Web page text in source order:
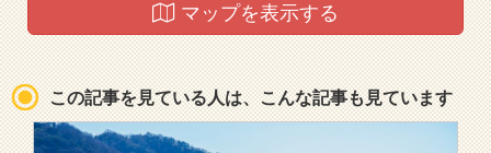
マップを表示する
この記事を見ている人は、こんな記事も見ています